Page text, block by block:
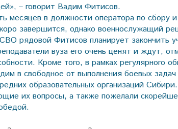
– говорит Вадим Фитисов.
месяцев в должности оператора по сбору
завершится, однако военно­служащий
рядовой Фитисов планирует закончить
вуза его очень ценят и ждут,
Кроме того, в рамках регулярного
в свободное от выполнения боевых
образовательных организаций
их вопросы, а также пожелали